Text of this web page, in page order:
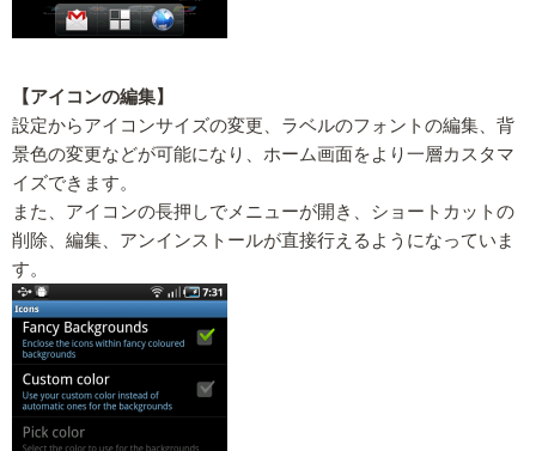
【アイコンの編集】
設定からアイコンサイズの変更、ラベルのフォントの編集、背
景色の変更などが可能になり、ホーム画面をより一層カスタマ
イズできます。
また、アイコンの長押しでメニューが開き、ショートカットの
削除、編集、アンインストールが直接行えるようになっていま
す。